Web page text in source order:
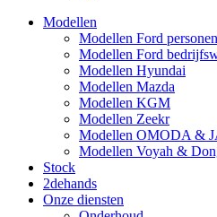
Modellen
Modellen Ford
Modellen Ford
Modellen Hyundai
Modellen Mazda
Modellen KGM
Modellen Zeekr
Modellen OMODA &
Modellen Voyah &
Stock
2dehands
Onze diensten